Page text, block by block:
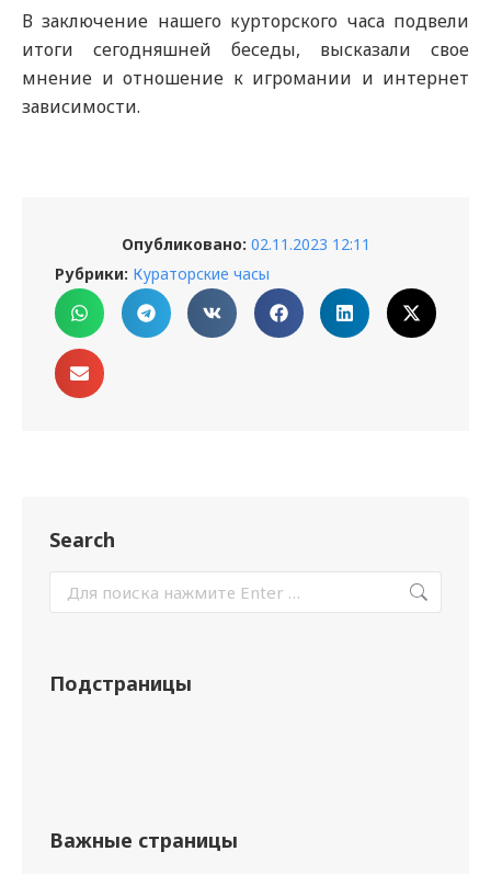
В заключение нашего курторского часа подвели
итоги сегодняшней беседы, высказали свое
мнение и отношение к игромании и интернет
зависимости.
Опубликовано: 02.11.2023 12:11
Рубрики: Кураторские часы
Search
Подстраницы
Важные страницы